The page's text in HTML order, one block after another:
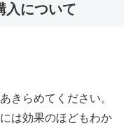
入について
きらめてください。
は効果のほどもわか